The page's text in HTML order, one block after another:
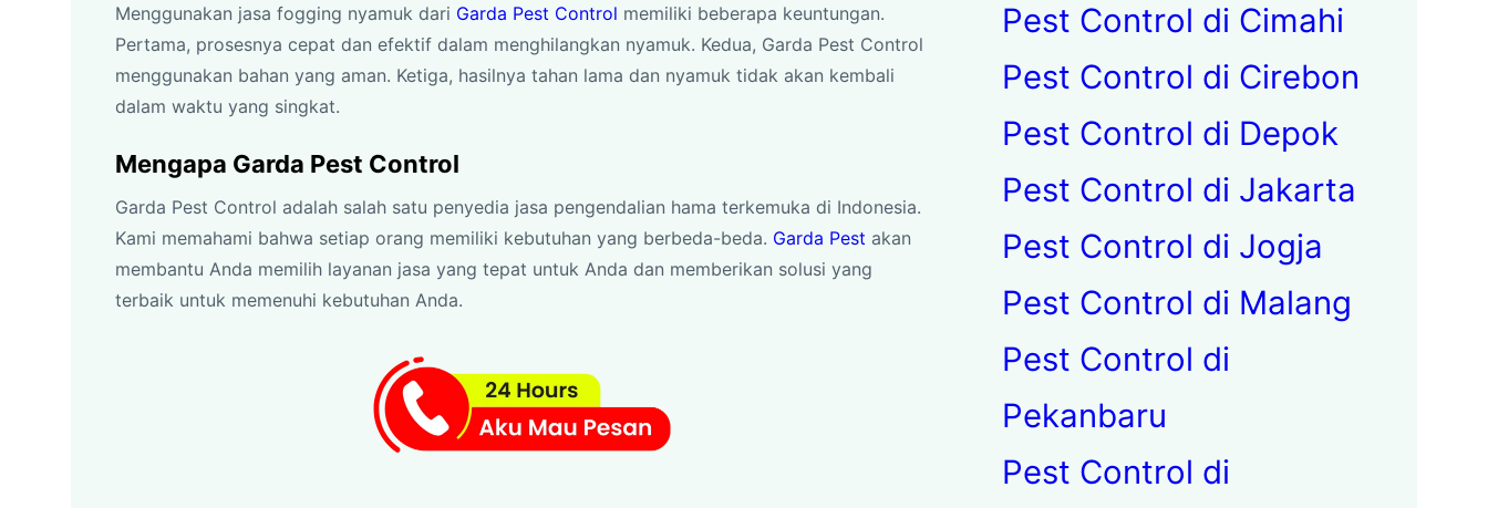
Menggunakan jasa fogging nyamuk dari Garda Pest Control memiliki beberapa keuntungan.
Pertama, prosesnya cepat dan efektif dalam menghilangkan nyamuk. Kedua, Garda Pest Control
menggunakan bahan yang aman. Ketiga, hasilnya tahan lama dan nyamuk tidak akan kembali
dalam waktu yang singkat.
Mengapa Garda Pest Control
Garda Pest Control adalah salah satu penyedia jasa pengendalian hama terkemuka di Indonesia.
Kami memahami bahwa setiap orang memiliki kebutuhan yang berbeda-beda. Garda Pest akan
membantu Anda memilih layanan jasa yang tepat untuk Anda dan memberikan solusi yang
terbaik untuk memenuhi kebutuhan Anda.
Pest Control di Cimahi
Pest Control di Cirebon
Pest Control di Depok
Pest Control di Jakarta
Pest Control di Jogja
Pest Control di Malang
Pest Control di
Pekanbaru
Pest Control di